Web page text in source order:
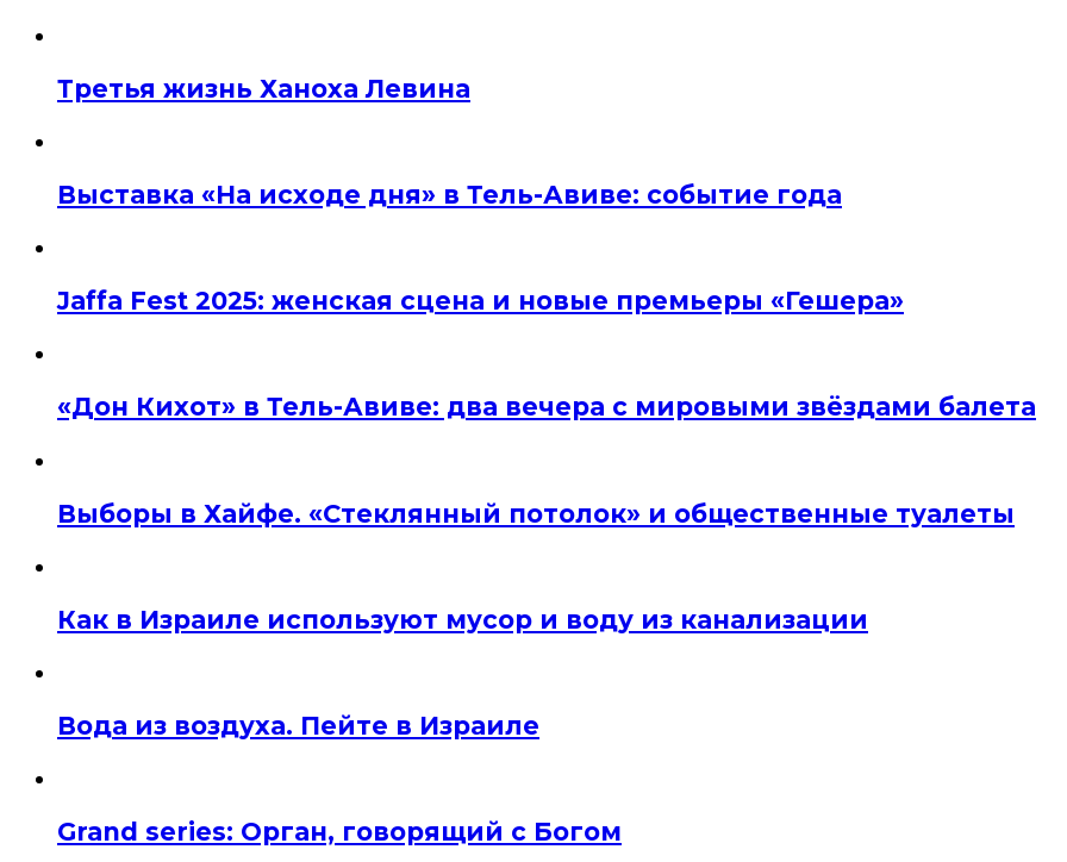
Третья жизнь Ханоха Левина
Выставка «На исходе дня» в Тель-Авиве: событие года
Jaffa Fest 2025: женская сцена и новые премьеры «Гешера»
«Дон Кихот» в Тель-Авиве: два вечера с мировыми звёздами балета
Выборы в Хайфе. «Стеклянный потолок» и общественные туалеты
Как в Израиле используют мусор и воду из канализации
Вода из воздуха. Пейте в Израиле
Grand series: Орган, говорящий с Богом